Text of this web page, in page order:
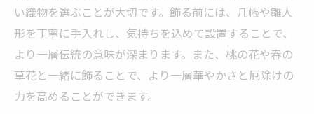
い織物を選ぶことが大切です。飾る前には、几帳や雛人
形を丁寧に手入れし、気持ちを込めて設置することで、
より一層伝統の意味が深まります。また、桃の花や春の
草花と一緒に飾ることで、より一層華やかさと厄除けの
力を高めることができます。